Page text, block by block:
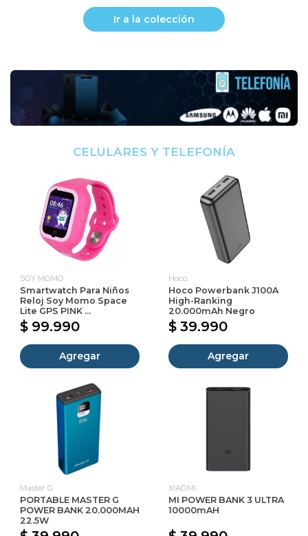
Ir a la colección
CELULARES Y TELEFONÍA
SOY MOMO
Smartwatch Para Niños
Reloj Soy Momo Space
Lite GPS PINK ...
$ 99.990
Agregar
Hoco.
Hoco Powerbank J100A
High-Ranking
20.000mAh Negro
$ 39.990
Agregar
Master G
PORTABLE MASTER G
POWER BANK 20.000MAH
22.5W
XIAOMI
MI POWER BANK 3 ULTRA
10000mAH